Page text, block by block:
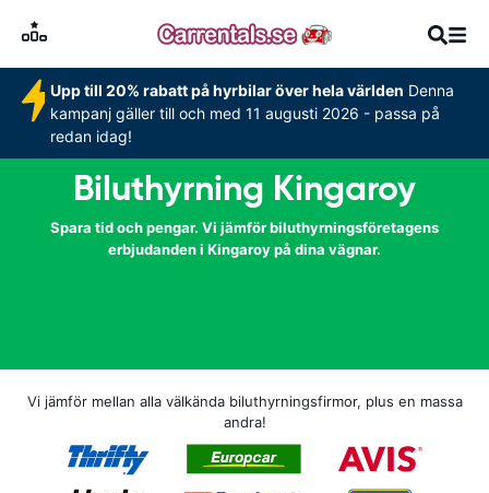
Upp till 20% rabatt på hyrbilar över hela världen Denna
kampanj gäller till och med 11 augusti 2026 - passa på
redan idag!
Biluthyrning Kingaroy
Spara tid och pengar. Vi jämför biluthyrningsföretagens
erbjudanden i Kingaroy på dina vägnar.
Vi jämför mellan alla välkända biluthyrningsfirmor, plus en massa
andra!